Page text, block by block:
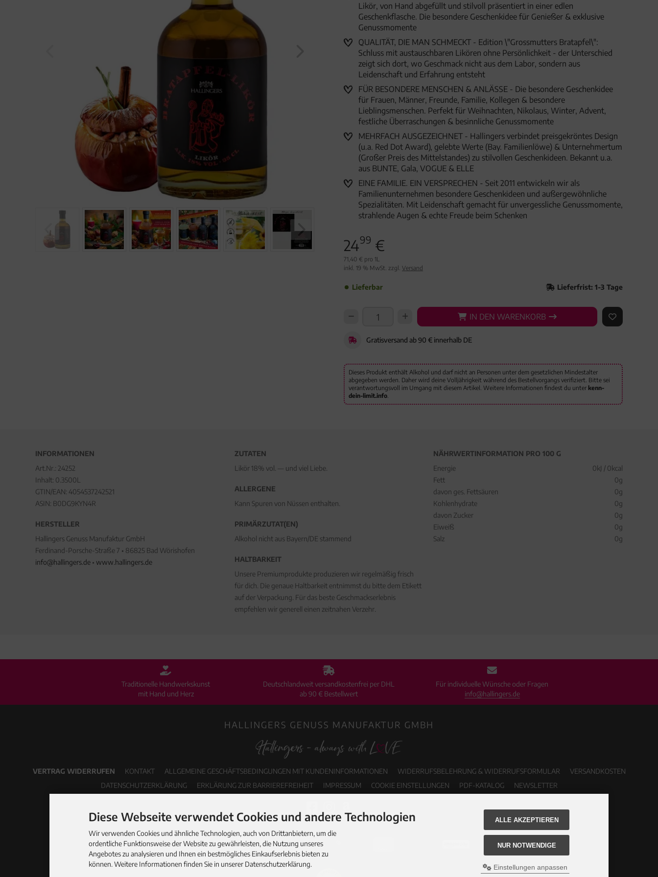
Likör, von Hand abgefüllt und stilvoll präsentiert in einer edlen
Geschenkflasche. Die besondere Geschenkidee für Genießer & exklusive
Genussmomente
QUALITÄT, DIE MAN SCHMECKT - Edition \"Grossmutters Bratapfel\":
Schluss mit austauschbaren Likören ohne Persönlichkeit - der Unterschied
zeigt sich dort, wo Geschmack nicht aus dem Labor, sondern aus
Leidenschaft und Erfahrung entsteht
FÜR BESONDERE MENSCHEN & ANLÄSSE - Die besondere Geschenkidee
für Frauen, Männer, Freunde, Familie, Kollegen & besondere
Lieblingsmenschen. Perfekt für Weihnachten, Nikolaus, Winter, Advent,
festliche Überraschungen & besinnliche Genussmomente
MEHRFACH AUSGEZEICHNET - Hallingers verbindet preisgekröntes Design
(u.a. Red Dot Award), gelebte Werte (Bay. Familienlöwe) & Unternehmertum
(Großer Preis des Mittelstandes) zu stilvollen Geschenkideen. Bekannt u.a.
aus BUNTE, Gala, VOGUE & ELLE
EINE FAMILIE. EIN VERSPRECHEN - Seit 2011 entwickeln wir als
Familienunternehmen besondere Geschenkideen und außergewöhnliche
Spezialitäten. Mit Leidenschaft gemacht für unvergessliche Genussmomente,
strahlende Augen & echte Freude beim Schenken
2499 €
71,40 € pro 1L
inkl. 19 % MwSt. zzgl. Versand
Lieferbar Lieferfrist: 1-3 Tage
IN DEN WARENKORB
IN DEN WARENKORB AUF DEN
Gratisversand ab 90 € innerhalb DE
Dieses Produkt enthält Alkohol und darf nicht an Personen unter dem gesetzlichen Mindestalter
abgegeben werden. Daher wird deine Volljährigkeit während des Bestellvorgangs verifiziert. Bitte sei
verantwortungsvoll im Umgang mit diesem Artikel. Weitere Informationen findest du unter kenn-
dein-limit.info.
INFORMATIONEN
Art.Nr.: 24252
Inhalt: 0.3500L
GTIN/EAN: 4054537242521
ASIN: B0DG9KYN4R
HERSTELLER
Hallingers Genuss Manufaktur GmbH
Ferdinand-Porsche-Straße 7 • 86825 Bad Wörishofen
info@hallingers.de • www.hallingers.de
ZUTATEN
Likör 18% vol. — und viel Liebe.
ALLERGENE
Kann Spuren von Nüssen enthalten.
PRIMÄRZUTAT(EN)
Alkohol nicht aus Bayern/DE stammend
HALTBARKEIT
Unsere Premiumprodukte produzieren wir regelmäßig frisch
für dich. Die genaue Haltbarkeit entnimmst du bitte dem Etikett
auf der Verpackung. Für das beste Geschmackserlebnis
empfehlen wir generell einen zeitnahen Verzehr.
NÄHRWERTINFORMATION PRO 100 G
Energie
0kJ / 0kcal
Fett
0g
davon ges. Fettsäuren
0g
Kohlenhydrate
0g
davon Zucker
0g
Eiweiß
0g
Salz
0g
Traditionelle Handwerkskunst
mit Hand und Herz
Deutschlandweit versandkostenfrei per DHL
ab 90 € Bestellwert
Für individuelle Wünsche oder Fragen
info@hallingers.de
HALLINGERS GENUSS MANUFAKTUR GMBH
VERTRAG WIDERRUFEN KONTAKT ALLGEMEINE GESCHÄFTSBEDINGUNGEN MIT KUNDENINFORMATIONEN WIDERRUFSBELEHRUNG & WIDERRUFSFORMULAR
VERSANDKOSTEN
DATENSCHUTZERKLÄRUNG
ERKLÄRUNG ZUR BARRIEREFREIHEIT IMPRESSUM COOKIE EINSTELLUNGEN PDF-KATALOG NEWSLETTER
Diese Webseite verwendet Cookies und andere Technologien
Wir verwenden Cookies und ähnliche Technologien, auch von Drittanbietern, um die
ordentliche Funktionsweise der Website zu gewährleisten, die Nutzung unseres
Angebotes zu analysieren und Ihnen ein bestmögliches Einkaufserlebnis bieten zu
können. Weitere Informationen finden Sie in unserer Datenschutzerklärung.
ALLE AKZEPTIEREN
NUR NOTWENDIGE
Einstellungen anpassen